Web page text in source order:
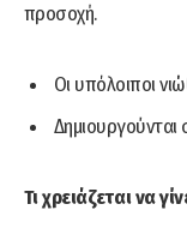
προσοχή.
Οι υπόλοιποι
Δημιουργούνται
Τι χρειάζεται να